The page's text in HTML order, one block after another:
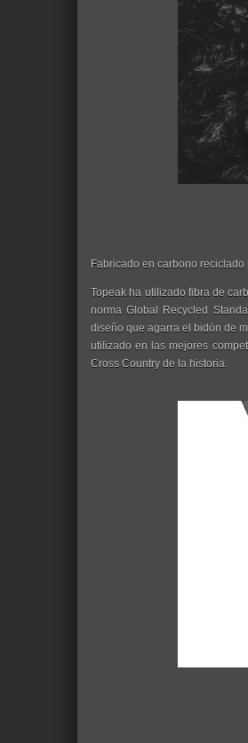
Fabricado en carbono
Topeak ha utilizado fibra de
norma Global Recycled
diseño que agarra el bidón de
utilizado en las mejores
Cross Country de la historia.